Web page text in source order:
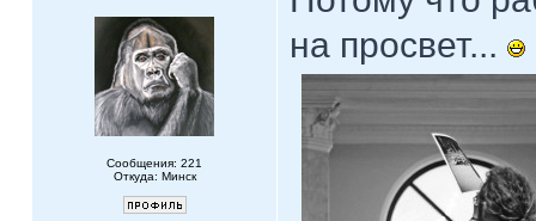
Сообщения: 221
Откуда: Минск
на просвет...